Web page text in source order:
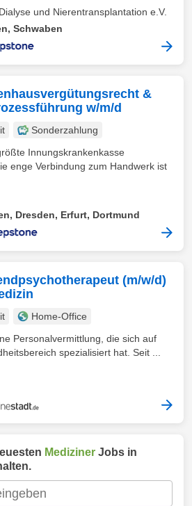
und Nierentransplantation e.V.
Schwaben
&
w/m/d
Sonderzahlung
Innungskrankenkasse
enge Verbindung zum Handwerk ist
Dresden, Erfurt, Dortmund
(m/w/d)
Home-Office
Personalvermittlung, die sich auf
spezialisiert hat. Seit ...
Mediziner Jobs in